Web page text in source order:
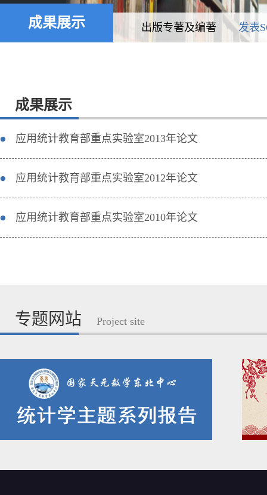
成果展示 出版专著及编著 发表
成果展示
应用统计教育部重点实验室2013年论文
应用统计教育部重点实验室2012年论文
应用统计教育部重点实验室2010年论文
专题网站 Project site